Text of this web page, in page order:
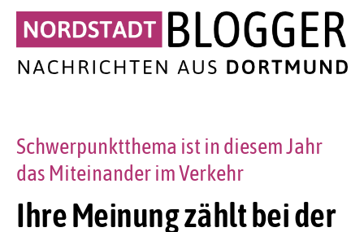
Ihre Meinung zählt bei der
Schwerpunktthema ist in diesem Jahr
das Miteinander im Verkehr